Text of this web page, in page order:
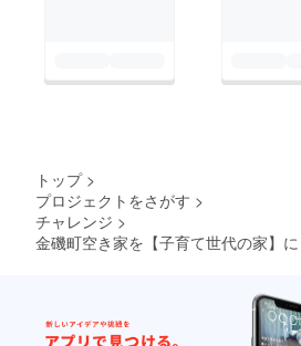
トップ >
プロジェクトをさがす >
チャレンジ >
金磯町空き家を【子育て世代の家】